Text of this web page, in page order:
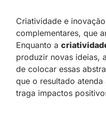
Criatividade e
complementares, que
Enquanto a
produzir novas ideias, a
de colocar essas
que o resultado atenda
traga impactos